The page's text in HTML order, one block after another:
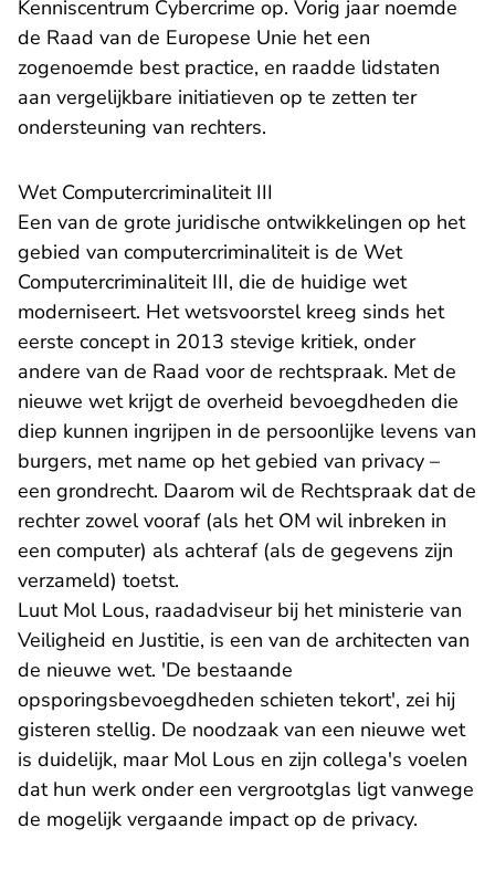
Kenniscentrum Cybercrime op. Vorig jaar noemde
de Raad van de Europese Unie het een
zogenoemde best practice, en raadde lidstaten
aan vergelijkbare initiatieven op te zetten ter
ondersteuning van rechters.
Wet Computercriminaliteit III
Een van de grote juridische ontwikkelingen op het
gebied van computercriminaliteit is de Wet
Computercriminaliteit III, die de huidige wet
moderniseert. Het wetsvoorstel kreeg sinds het
eerste concept in 2013 stevige kritiek, onder
andere van de Raad voor de rechtspraak. Met de
nieuwe wet krijgt de overheid bevoegdheden die
diep kunnen ingrijpen in de persoonlijke levens van
burgers, met name op het gebied van privacy –
een grondrecht. Daarom wil de Rechtspraak dat de
rechter zowel vooraf (als het OM wil inbreken in
een computer) als achteraf (als de gegevens zijn
verzameld) toetst.
Luut Mol Lous, raadadviseur bij het ministerie van
Veiligheid en Justitie, is een van de architecten van
de nieuwe wet. 'De bestaande
opsporingsbevoegdheden schieten tekort', zei hij
gisteren stellig. De noodzaak van een nieuwe wet
is duidelijk, maar Mol Lous en zijn collega's voelen
dat hun werk onder een vergrootglas ligt vanwege
de mogelijk vergaande impact op de privacy.